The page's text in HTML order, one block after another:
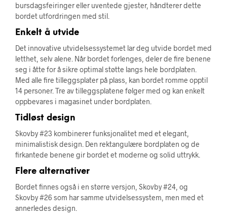
bursdagsfeiringer eller uventede gjester, håndterer dette
bordet utfordringen med stil.
Enkelt å utvide
Det innovative utvidelsessystemet lar deg utvide bordet med
letthet, selv alene. Når bordet forlenges, deler de fire benene
seg i åtte for å sikre optimal støtte langs hele bordplaten.
Med alle fire tilleggsplater på plass, kan bordet romme opptil
14 personer. Tre av tilleggsplatene følger med og kan enkelt
oppbevares i magasinet under bordplaten.
Tidløst design
Skovby #23 kombinerer funksjonalitet med et elegant,
minimalistisk design. Den rektangulære bordplaten og de
firkantede benene gir bordet et moderne og solid uttrykk.
Flere alternativer
Bordet finnes også i en større versjon, Skovby #24, og
Skovby #26 som har samme utvidelsessystem, men med et
annerledes design.